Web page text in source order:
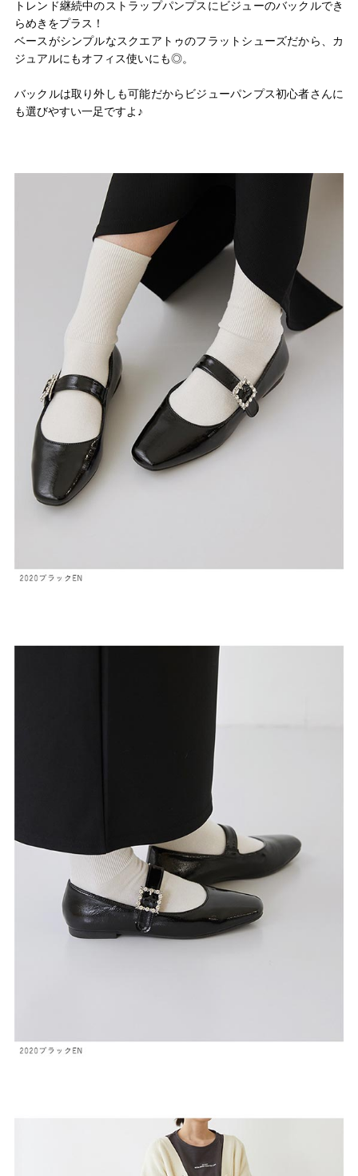
トレンド継続中のストラップパンプスにビジューのバックルでき
らめきをプラス！
ベースがシンプルなスクエアトゥのフラットシューズだから、カ
ジュアルにもオフィス使いにも◎。
バックルは取り外しも可能だからビジューパンプス初心者さんに
も選びやすい一足ですよ♪